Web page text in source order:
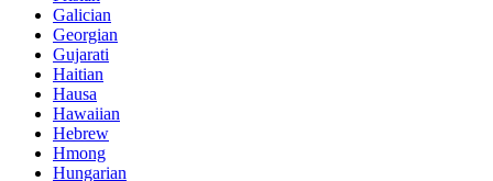
Galician
Georgian
Gujarati
Haitian
Hausa
Hawaiian
Hebrew
Hmong
Hungarian